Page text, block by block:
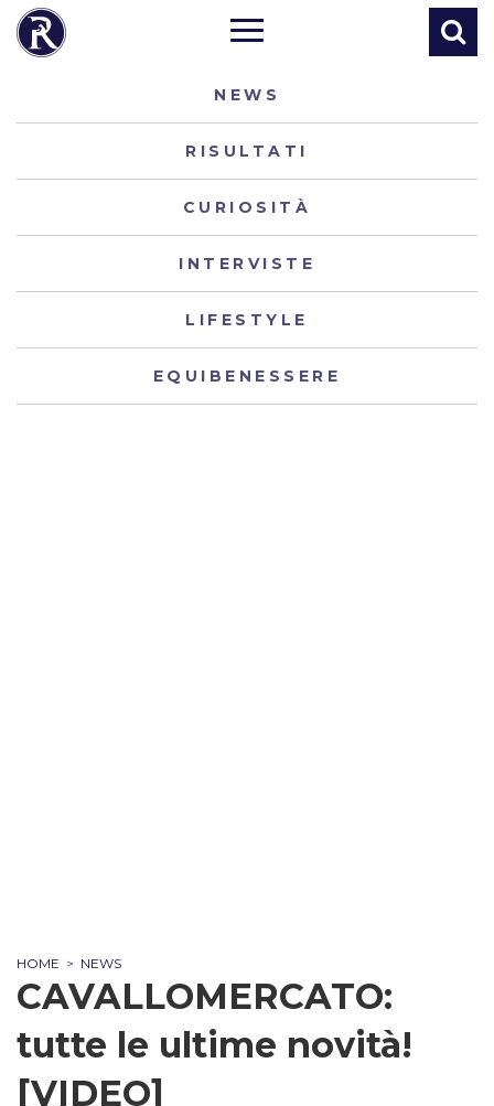
NEWS
RISULTATI
CURIOSITÀ
INTERVISTE
LIFESTYLE
EQUIBENESSERE
HOME > NEWS
CAVALLOMERCATO:
tutte le ultime novità!
[VIDEO]